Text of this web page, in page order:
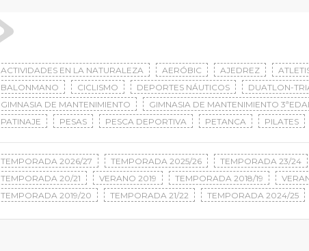
ACTIVIDADES EN LA NATURALEZA AERÓBIC AJEDREZ
BALONMANO
CICLISMO DEPORTES NÁUTICOS DUATLON-
GIMNASIA DE MANTENIMIENTO
GIMNASIA DE MANTENIMIENTO
PATINAJE
PESAS PESCA DEPORTIVA PETANCA PILATES
TEMPORADA 2026/27 TEMPORADA 2025/26 TEMPORADA 23/24
TEMPORADA 20/21
VERANO 2019 TEMPORADA 2018/19
TEMPORADA 2019/20
TEMPORADA 21/22 TEMPORADA 2024/25